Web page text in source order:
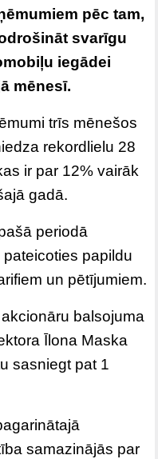
pēc tam,
svarīgu
iegādei
mēnesī.
trīs mēnešos
rekordlielu 28
ir par 12% vairāk
gadā.
periodā
papildu
un pētījumiem.
balsojuma
Īlona Maska
sasniegt pat 1
samazinājās par